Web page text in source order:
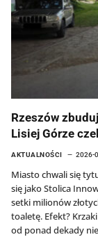
Rzeszów
Lisiej Górze
AKTUALNOŚCI 2026-
Miasto chwali się
się jako Stolica
setki milionów
toaletę. Efekt?
od ponad dekady